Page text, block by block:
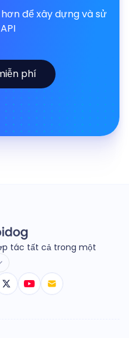
để xây dựng và sử
phí
tác tất cả trong một